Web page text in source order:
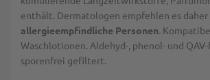
enthält. Dermatologen empfehlen es daher
allergieempfindliche Personen.
Waschlotionen. Aldehyd-, phenol- und
sporenfrei gefiltert.